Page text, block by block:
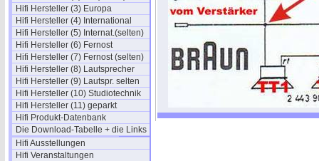
Hifi Hersteller (3) Europa
Hifi Hersteller (4) International
Hifi Hersteller (5) Internat.(selten)
Hifi Hersteller (6) Fernost
Hifi Hersteller (7) Fernost (selten)
Hifi Hersteller (8) Lautsprecher
Hifi Hersteller (9) Lautspr. selten
Hifi Hersteller (10) Studiotechnik
Hifi Hersteller (11) geparkt
Hifi Produkt-Datenbank
Die Download-Tabelle + die Links
Hifi Ausstellungen
Hifi Veranstaltungen